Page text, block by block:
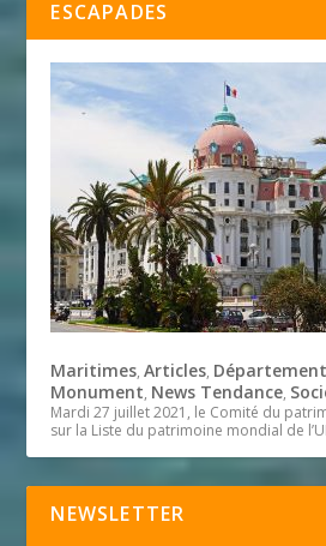
ESCAPADES
Maritimes,Articles, Département
Monument, News Tendance,
Mardi 27 juillet 2021, le Comité du
sur la Liste du patrimoine mondial de
NEWSLETTER